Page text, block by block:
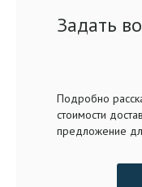
Задать
Подробно
стоимости
предложение